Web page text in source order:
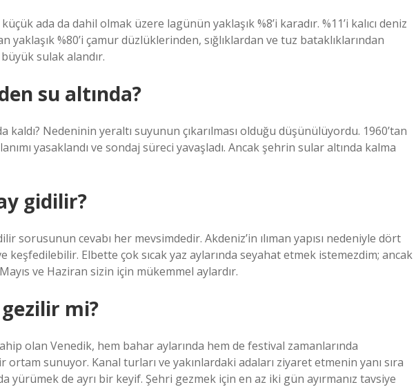
ada da dahil olmak üzere lagünün yaklaşık %8’i karadır. %11’i kalıcı deniz
yaklaşık %80’i çamur düzlüklerinden, sığlıklardan ve tuz bataklıklarından
sulak alandır.
su altında?
kaldı? Nedeninin yeraltı suyunun çıkarılması olduğu düşünülüyordu. 1960’tan
yasaklandı ve sondaj süreci yavaşladı. Ancak şehrin sular altında kalma
gidilir?
sorusunun cevabı her mevsimdedir. Akdeniz’in ılıman yapısı nedeniyle dört
keşfedilebilir. Elbette çok sıcak yaz aylarında seyahat etmek istemezdim; ancak
ve Haziran sizin için mükemmel aylardır.
mi?
olan Venedik, hem bahar aylarında hem de festival zamanlarında
sunuyor. Kanal turları ve yakınlardaki adaları ziyaret etmenin yanı sıra
yürümek de ayrı bir keyif. Şehri gezmek için en az iki gün ayırmanız tavsiye